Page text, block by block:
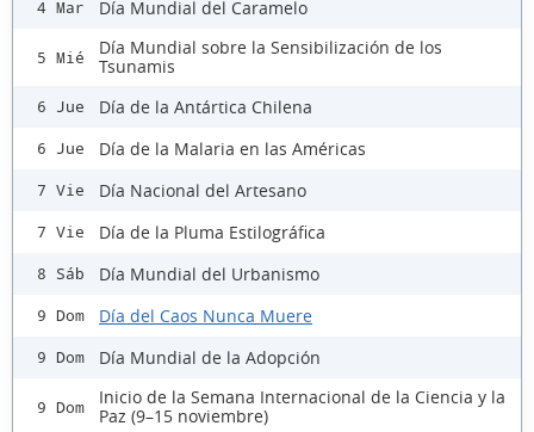
4 Mar Día Mundial del Caramelo
5 Mié
Día Mundial sobre la Sensibilización de los
Tsunamis
6 Jue Día de la Antártica Chilena
6 Jue Día de la Malaria en las Américas
7 Vie Día Nacional del Artesano
7 Vie Día de la Pluma Estilográfica
8 Sáb Día Mundial del Urbanismo
9 Dom Día del Caos Nunca Muere
9 Dom Día Mundial de la Adopción
9 Dom
Inicio de la Semana Internacional de la Ciencia y la
Paz (9–15 noviembre)